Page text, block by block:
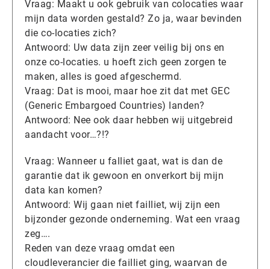
Vraag: Maakt u ook gebruik van colocaties waar
mijn data worden gestald? Zo ja, waar bevinden
die co-locaties zich?
Antwoord: Uw data zijn zeer veilig bij ons en
onze co-locaties. u hoeft zich geen zorgen te
maken, alles is goed afgeschermd.
Vraag: Dat is mooi, maar hoe zit dat met GEC
(Generic Embargoed Countries) landen?
Antwoord: Nee ook daar hebben wij uitgebreid
aandacht voor…?!?
Vraag: Wanneer u falliet gaat, wat is dan de
garantie dat ik gewoon en onverkort bij mijn
data kan komen?
Antwoord: Wij gaan niet failliet, wij zijn een
bijzonder gezonde onderneming. Wat een vraag
zeg….
Reden van deze vraag omdat een
cloudleverancier die failliet ging, waarvan de